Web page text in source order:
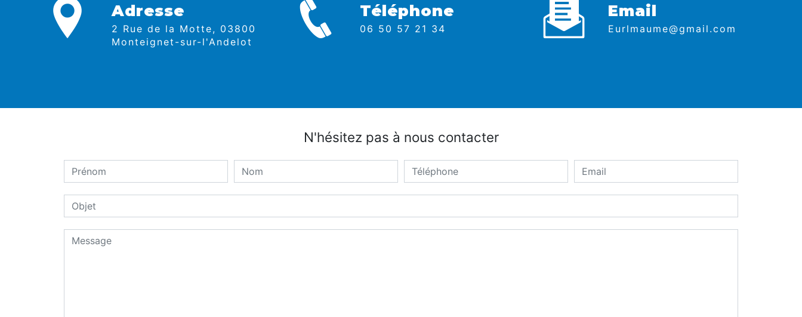
Adresse
2 Rue de la Motte, 03800
Monteignet-sur-l'Andelot
Téléphone
06 50 57 21 34
Email
eurlmaume@gmail.com
N'hésitez pas à nous contacter